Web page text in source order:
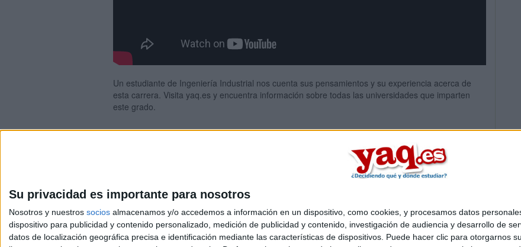
Su privacidad es importante para nosotros
Nosotros y nuestros socios almacenamos y/o accedemos a información en un dispositivo, como cookies, y procesamos datos
dispositivo para publicidad y contenido personalizado, medición de publicidad y contenido, investigación de audiencia y desarrollo de
datos de localización geográfica precisa e identificación mediante las características de dispositivos. Puede hacer clic para otorgarnos
Un estudiante de Ingeniería Industrial nos cuenta sus pensamientos y su experiencia acerca de
esta carrera. Visita yaq.es y encuentra información sobre todas las universidades que imparten
este grado.
Quiénes somos|Contactar|Anúnciate
Aviso legal|Politica de privacidad|Condiciones generales|Política de
© 2003-2026Compás Mediterráneo S.L.- Diego de León 47 - 28006 Madrid [ESPAÑA]